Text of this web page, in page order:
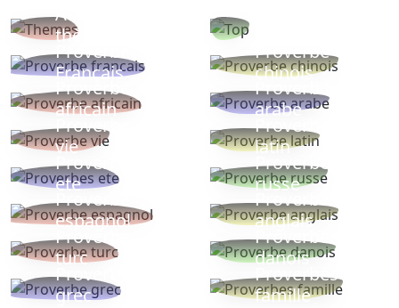
Autres
thèmes
Proverbe
Français
Proverbe
chinois
Proverbe
africain
Proverbe
arabe
Proverbe
vie
Proverbe
latin
Proverbes
ete
Proverbe
russe
Proverbe
espagnol
Proverbe
anglais
Proverbe
turc
Proverbe
danois
Proverbe
grec
Proverbes
famille